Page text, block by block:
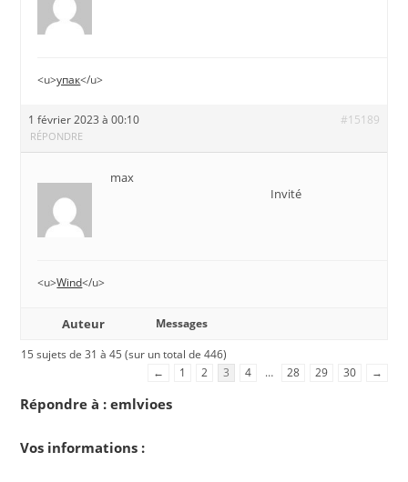
<u>упак</u>
1 février 2023 à 00:10 #15189
RÉPONDRE
max
Invité
<u>Wind</u>
Auteur
Messages
15 sujets de 31 à 45 (sur un total de 446)
←
1 2 3 4 … 28 29 30 →
Répondre à : emlvioes
Vos informations :